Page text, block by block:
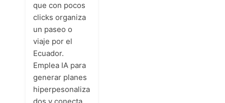
que con pocos
clicks organiza
un paseo o
viaje por el
Ecuador.
Emplea IA para
generar planes
hiperpesonaliza